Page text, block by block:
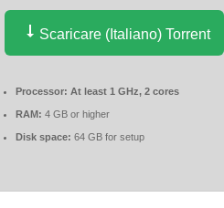
Scaricare (Italiano) Torrent
Processor: At least 1 GHz, 2 cores
RAM: 4 GB or higher
Disk space: 64 GB for setup